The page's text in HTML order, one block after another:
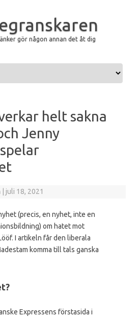
gör någon annan det åt dig
helt sakna
Jenny
juli 18, 2021
(precis, en nyhet, inte en
om hatet mot
I artikeln får den liberala
komma till tals ganska
Expressens förstasida i